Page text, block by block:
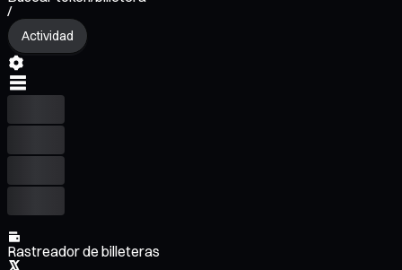
/
Actividad
Rastreador de billeteras